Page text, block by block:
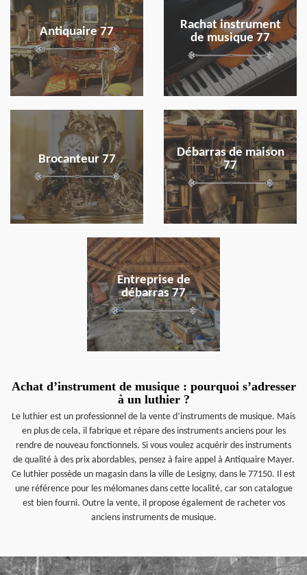
Antiquaire 77
Rachat instrument
de musique 77
Brocanteur 77
en savoir plus
Débarras de maison
77
en savoir plus
Entreprise de
débarras 77
en savoir plus
Achat d’instrument de musique : pourquoi s’adresser
à un luthier ?
Le luthier est un professionnel de la vente d’instruments de musique. Mais
en plus de cela, il fabrique et répare des instruments anciens pour les
rendre de nouveau fonctionnels. Si vous voulez acquérir des instruments
de qualité à des prix abordables, pensez à faire appel à Antiquaire Mayer.
Ce luthier possède un magasin dans la ville de Lesigny, dans le 77150. Il est
une référence pour les mélomanes dans cette localité, car son catalogue
est bien fourni. Outre la vente, il propose également de racheter vos
anciens instruments de musique.